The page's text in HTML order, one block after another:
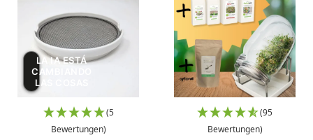
LA IA ESTÁ
CAMBIANDO
LAS COSAS
(5
Bewertungen)
(95
Bewertungen)